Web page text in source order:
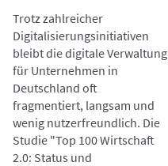
Trotz zahlreicher
Digitalisierungsinitiativen
bleibt die digitale Verwaltung
für Unternehmen in
Deutschland oft
fragmentiert, langsam und
wenig nutzerfreundlich. Die
Studie "Top 100 Wirtschaft
2.0: Status und